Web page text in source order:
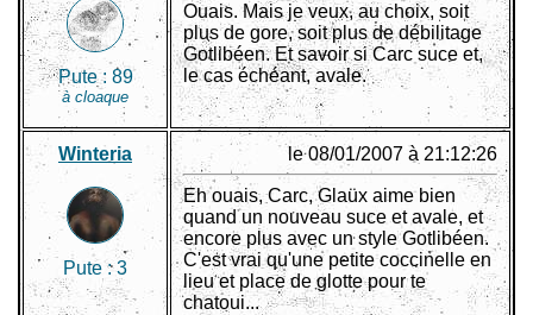
Pute : 89
à cloaque
Ouais. Mais je veux, au choix, soit
plus de gore, soit plus de débilitage
Gotlibéen. Et savoir si Carc suce et,
le cas échéant, avale.
Winteria
Pute :3
le 08/01/2007 à 21:12:26
Eh ouais, Carc, Glaüx aime bien
quand un nouveau suce et avale, et
encore plus avec un style Gotlibéen.
C'est vrai qu'une petite coccinelle en
lieu et place de glotte pour te
chatoui...